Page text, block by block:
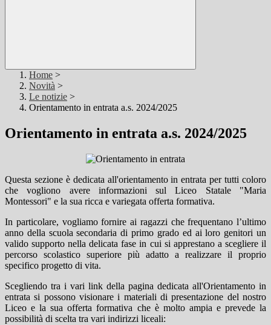
Home >
Novità >
Le notizie >
Orientamento in entrata a.s. 2024/2025
Orientamento in entrata a.s. 2024/2025
Questa sezione è dedicata all'orientamento in entrata per tutti coloro
che vogliono avere informazioni sul Liceo Statale "Maria
Montessori" e la sua ricca e variegata offerta formativa.
In particolare, vogliamo fornire ai ragazzi che frequentano l’ultimo
anno della scuola secondaria di primo grado ed ai loro genitori un
valido supporto nella delicata fase in cui si apprestano a scegliere il
percorso scolastico superiore più adatto a realizzare il proprio
specifico progetto di vita.
Scegliendo tra i vari link della pagina dedicata all'Orientamento in
entrata si possono visionare i materiali di presentazione del nostro
Liceo e la sua offerta formativa che è molto ampia e prevede la
possibilità di scelta tra vari indirizzi liceali: